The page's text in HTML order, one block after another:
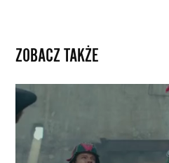
ZOBACZ TAKŻE
Taika
Waititi
jako
Hitler